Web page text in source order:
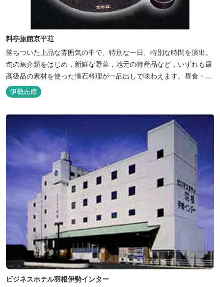
料亭旅館京平荘
落ちついた上品な雰囲気の中で、特別な一日、特別な時間を演出。
旬の魚介類をはじめ，新鮮な野菜，地元の特産品など，いずれも最
高級品の素材を使った懐石料理が一品出しで味わえます。昼食・夕
食・宿泊ができます。
伊勢志摩
ビジネスホテル羽根伊勢インター